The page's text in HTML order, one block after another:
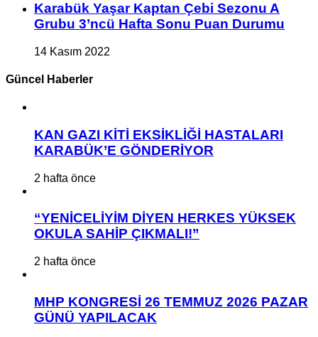
Karabük Yaşar Kaptan Çebi Sezonu A
Grubu 3’ncü Hafta Sonu Puan Durumu
14 Kasım 2022
Güncel Haberler
KAN GAZI KİTİ EKSİKLİĞİ HASTALARI
KARABÜK’E GÖNDERİYOR
2 hafta önce
“YENİCELİYİM DİYEN HERKES YÜKSEK
OKULA SAHİP ÇIKMALI!”
2 hafta önce
MHP KONGRESİ 26 TEMMUZ 2026 PAZAR
GÜNÜ YAPILACAK